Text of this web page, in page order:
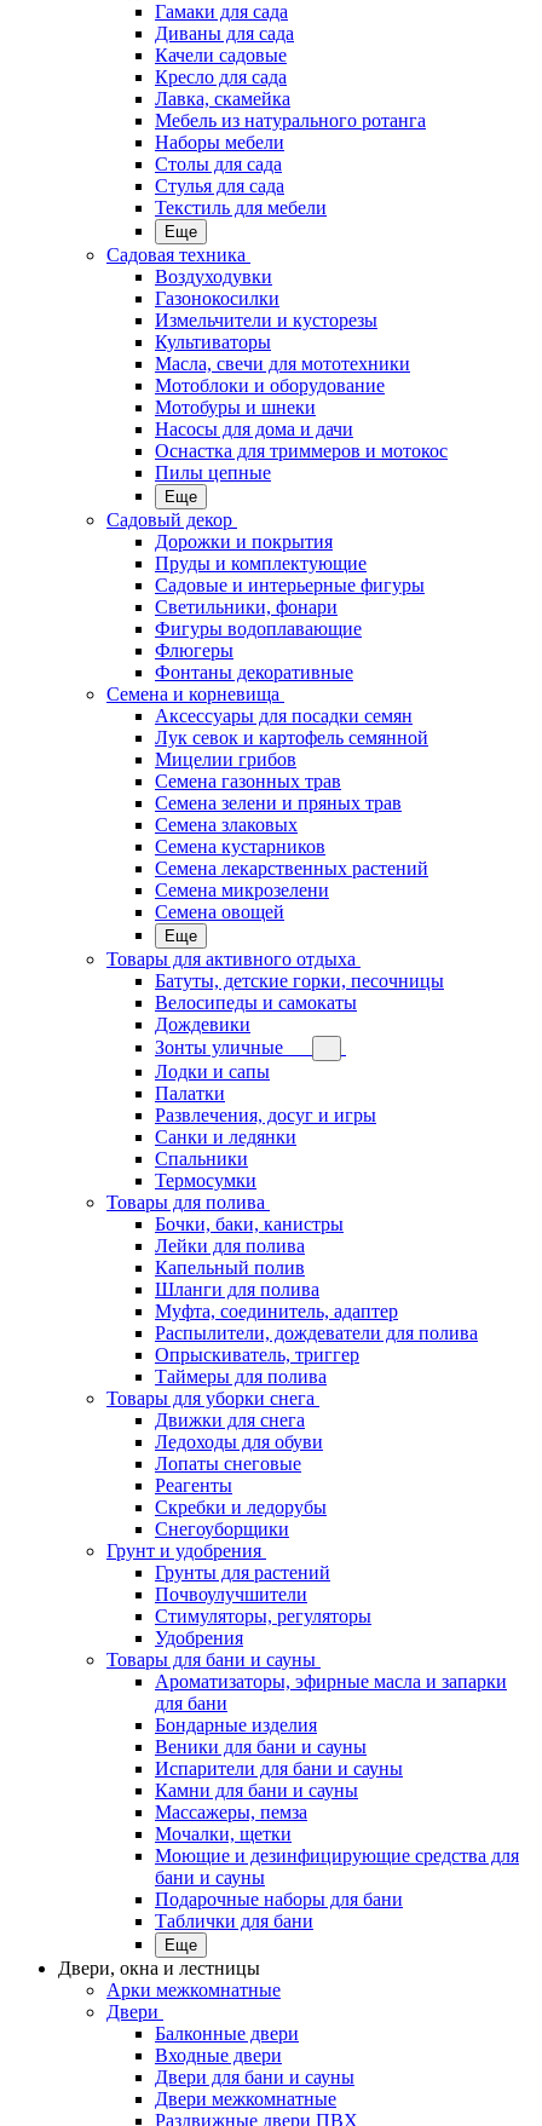
Гамаки для сада
Диваны для сада
Качели садовые
Кресло для сада
Лавка, скамейка
Мебель из натурального ротанга
Наборы мебели
Столы для сада
Стулья для сада
Текстиль для мебели
Еще
Садовая техника
Воздуходувки
Газонокосилки
Измельчители и кусторезы
Культиваторы
Масла, свечи для мототехники
Мотоблоки и оборудование
Мотобуры и шнеки
Насосы для дома и дачи
Оснастка для триммеров и мотокос
Пилы цепные
Еще
Садовый декор
Дорожки и покрытия
Пруды и комплектующие
Садовые и интерьерные фигуры
Светильники, фонари
Фигуры водоплавающие
Флюгеры
Фонтаны декоративные
Семена и корневища
Аксессуары для посадки семян
Лук севок и картофель семянной
Мицелии грибов
Семена газонных трав
Семена зелени и пряных трав
Семена злаковых
Семена кустарников
Семена лекарственных растений
Семена микрозелени
Семена овощей
Еще
Товары для активного отдыха
Батуты, детские горки, песочницы
Велосипеды и самокаты
Дождевики
Зонты уличные
Лодки и сапы
Палатки
Развлечения, досуг и игры
Санки и ледянки
Спальники
Термосумки
Товары для полива
Бочки, баки, канистры
Лейки для полива
Капельный полив
Шланги для полива
Муфта, соединитель, адаптер
Распылители, дождеватели для полива
Опрыскиватель, триггер
Таймеры для полива
Товары для уборки снега
Движки для снега
Ледоходы для обуви
Лопаты снеговые
Реагенты
Скребки и ледорубы
Снегоуборщики
Грунт и удобрения
Грунты для растений
Почвоулучшители
Стимуляторы, регуляторы
Удобрения
Товары для бани и сауны
Ароматизаторы, эфирные масла и запарки
для бани
Бондарные изделия
Веники для бани и сауны
Испарители для бани и сауны
Камни для бани и сауны
Массажеры, пемза
Мочалки, щетки
Моющие и дезинфицирующие средства для
бани и сауны
Подарочные наборы для бани
Таблички для бани
Еще
Двери, окна и лестницы
Арки межкомнатные
Двери
Балконные двери
Входные двери
Двери для бани и сауны
Двери межкомнатные
Раздвижные двери ПВХ